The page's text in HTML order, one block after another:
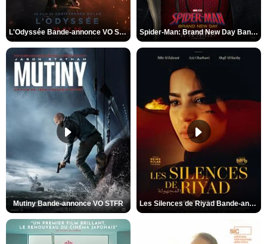
L'Odyssée Bande-annonce VO STFR Spider-Man: Brand New Day Bande-annonce VO STFR
Mutiny Bande-annonce VO STFR Les Silences de Riyad Bande-annonce VO STFR